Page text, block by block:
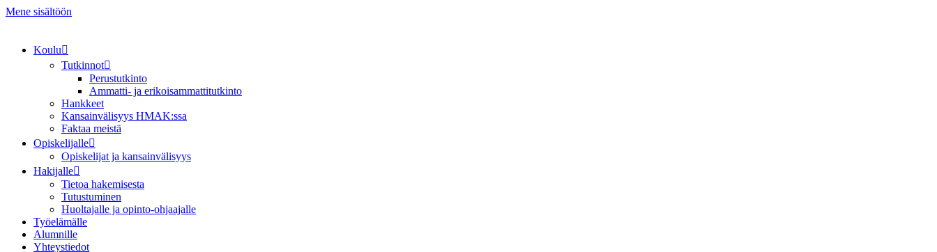
Mene sisältöön
Koulu
Tutkinnot
Perustutkinto
Ammatti- ja erikoisammattitutkinto
Hankkeet
Kansainvälisyys HMAK:ssa
Faktaa meistä
Opiskelijalle
Opiskelijat ja kansainvälisyys
Hakijalle
Tietoa hakemisesta
Tutustuminen
Huoltajalle ja opinto-ohjaajalle
Työelämälle
Alumnille
Yhteystiedot